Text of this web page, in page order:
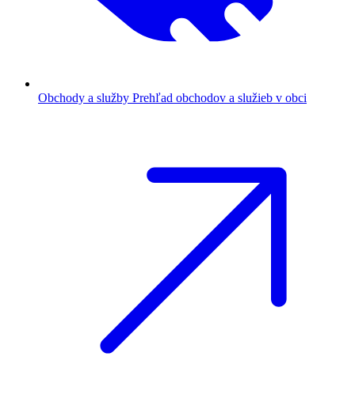
Obchody a služby Prehľad obchodov a služieb v obci